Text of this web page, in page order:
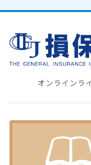
オンラインラ